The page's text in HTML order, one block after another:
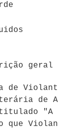
geral
de
de
"A
que